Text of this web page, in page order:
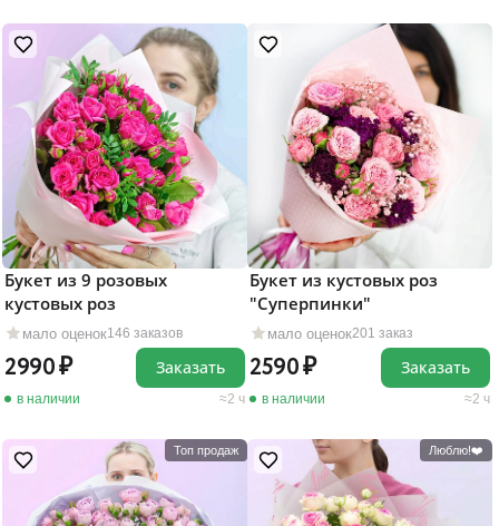
мало оценок146 заказов
Букет из 9 розовых
кустовых роз
2990
в наличии 2 ч
Заказать
мало оценок201 заказ
Букет из кустовых роз
"Суперпинки"
2590
в наличии 2 ч
Заказать
Топ продаж Люблю!❤️